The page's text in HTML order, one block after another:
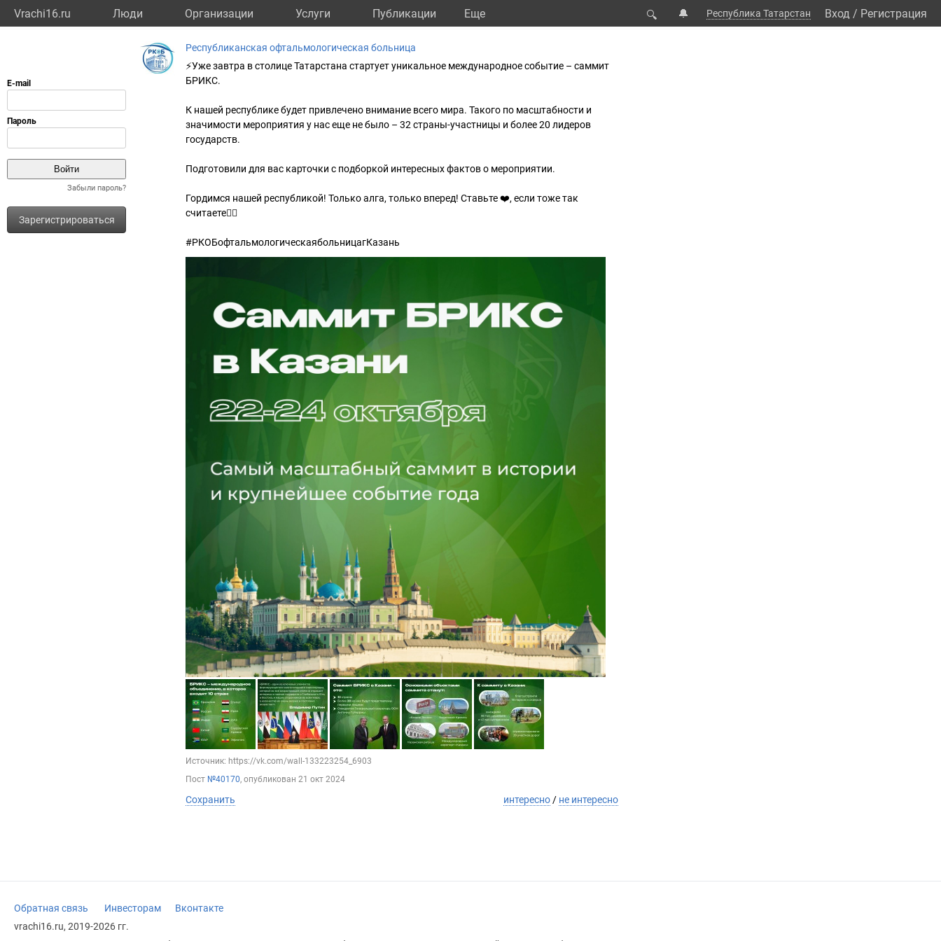
Vrachi16.ru Люди Организации Услуги Публикации Eще 🔍 🔔 Республика Татарстан Вход / Регистрация
Забыли пароль?
Зарегистрироваться
Республиканская офтальмологическая больница
⚡️Уже завтра в столице Татарстана стартует уникальное международное событие – саммит
БРИКС.
К нашей республике будет привлечено внимание всего мира. Такого по масштабности и
значимости мероприятия у нас еще не было – 32 страны-участницы и более 20 лидеров
государств.
Подготовили для вас карточки с подборкой интересных фактов о мероприятии.
Гордимся нашей республикой! Только алга, только вперед! Ставьте ❤️, если тоже так
считаете👍🏻
#РКОБофтальмологическаябольницагКазань
Источник: https://vk.com/wall-133223254_6903
Пост №40170, опубликован 21 окт 2024
Сохранить интересно / не интересно
Обратная связь Инвесторам
Вконтакте
vrachi16.ru, 2019-2026 гг.